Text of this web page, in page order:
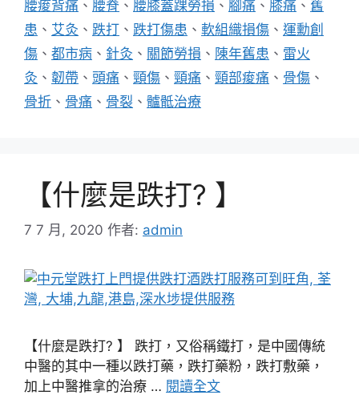
腰痠背痛 、 腰脊 、 腰膝蓋踝勞損 、 腳痛 、 膝痛 、 舊
患 、 艾灸 、 跌打 、 跌打傷患 、 軟組織損傷 、 運勳創
傷 、 都市病 、 針灸 、 關節勞損 、 陳年舊患 、 雷火
灸 、 韌帶 、 頭痛 、 頸傷 、 頸痛 、 頸部痠痛 、 骨傷 、
骨折 、 骨痛 、 骨裂 、 髗骶治療
【什麼是跌打? 】
7 7 月, 2020 作者: admin
【什麼是跌打? 】 跌打，又俗稱鐵打，是中國傳統
中醫的其中一種以跌打藥，跌打藥粉，跌打敷藥，
加上中醫推拿的治療 … 閱讀全文